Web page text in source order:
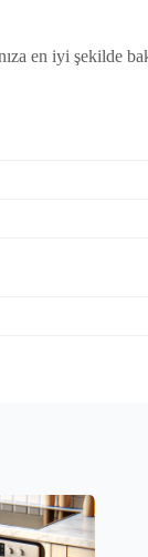
en iyi şekilde